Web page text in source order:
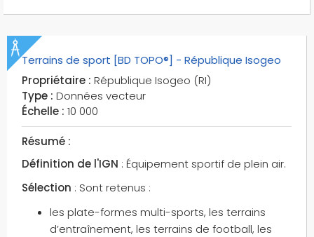
Terrains de sport [BD TOPO®] - République Isogeo
Propriétaire : République Isogeo (RI)
Type : Données vecteur
Échelle : 10 000
Résumé :
Définition de l'IGN : Équipement sportif de plein air.
Sélection : Sont retenus :
les plate-formes multi-sports, les terrains
d’entraînement, les terrains de football, les